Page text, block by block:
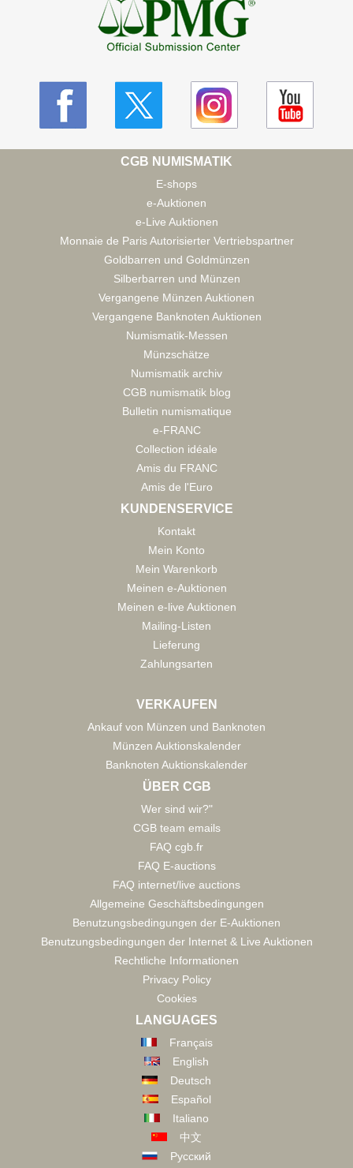
CGB NUMISMATIK
E-shops
e-Auktionen
e-Live Auktionen
Monnaie de Paris Autorisierter Vertriebspartner
Goldbarren und Goldmünzen
Silberbarren und Münzen
Vergangene Münzen Auktionen
Vergangene Banknoten Auktionen
Numismatik-Messen
Münzschätze
Numismatik archiv
CGB numismatik blog
Bulletin numismatique
e-FRANC
Collection idéale
Amis du FRANC
Amis de l'Euro
KUNDENSERVICE
Kontakt
Mein Konto
Mein Warenkorb
Meinen e-Auktionen
Meinen e-live Auktionen
Mailing-Listen
Lieferung
Zahlungsarten
VERKAUFEN
Ankauf von Münzen und Banknoten
Münzen Auktionskalender
Banknoten Auktionskalender
ÜBER CGB
Wer sind wir?"
CGB team emails
FAQ cgb.fr
FAQ E-auctions
FAQ internet/live auctions
Allgemeine Geschäftsbedingungen
Benutzungsbedingungen der E-Auktionen
Benutzungsbedingungen der Internet & Live Auktionen
Rechtliche Informationen
Privacy Policy
Cookies
LANGUAGES
Français
English
Deutsch
Español
Italiano
中文
Русский